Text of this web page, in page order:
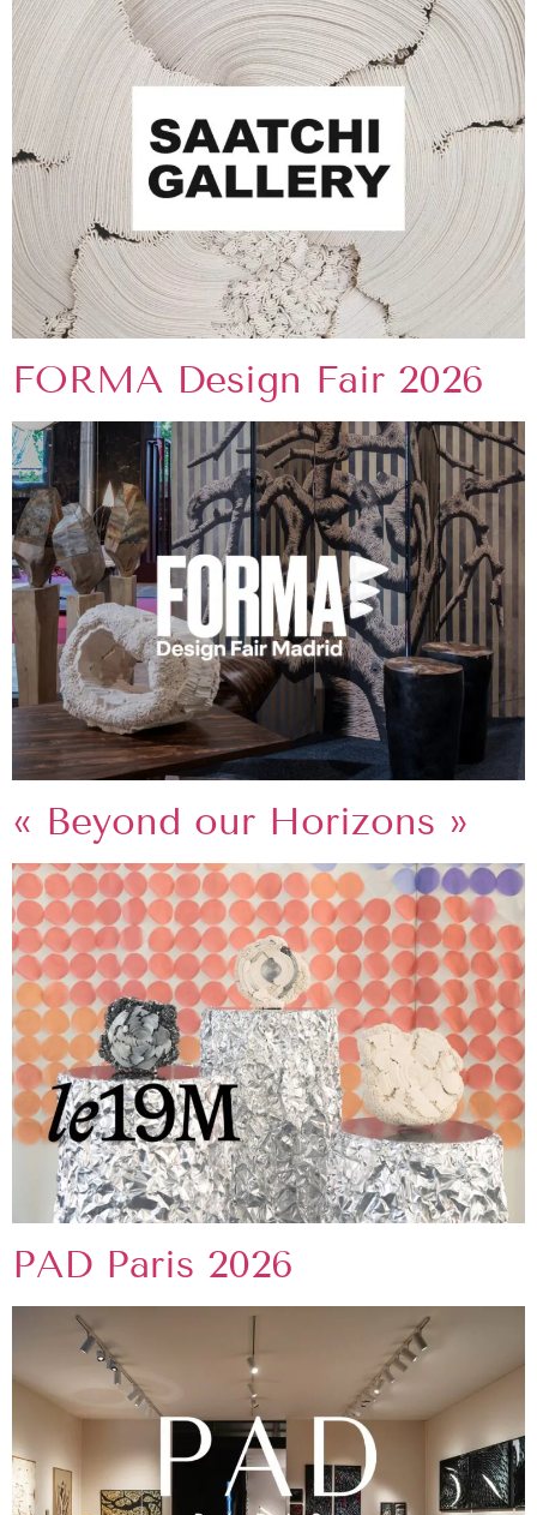
FORMA Design Fair 2026
« Beyond our Horizons »
PAD Paris 2026